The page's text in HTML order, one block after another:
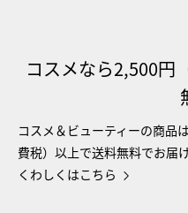
コスメなら2,500円
コスメ＆ビューティーの商品
費税）以上で送料無料でお届
くわしくはこちら